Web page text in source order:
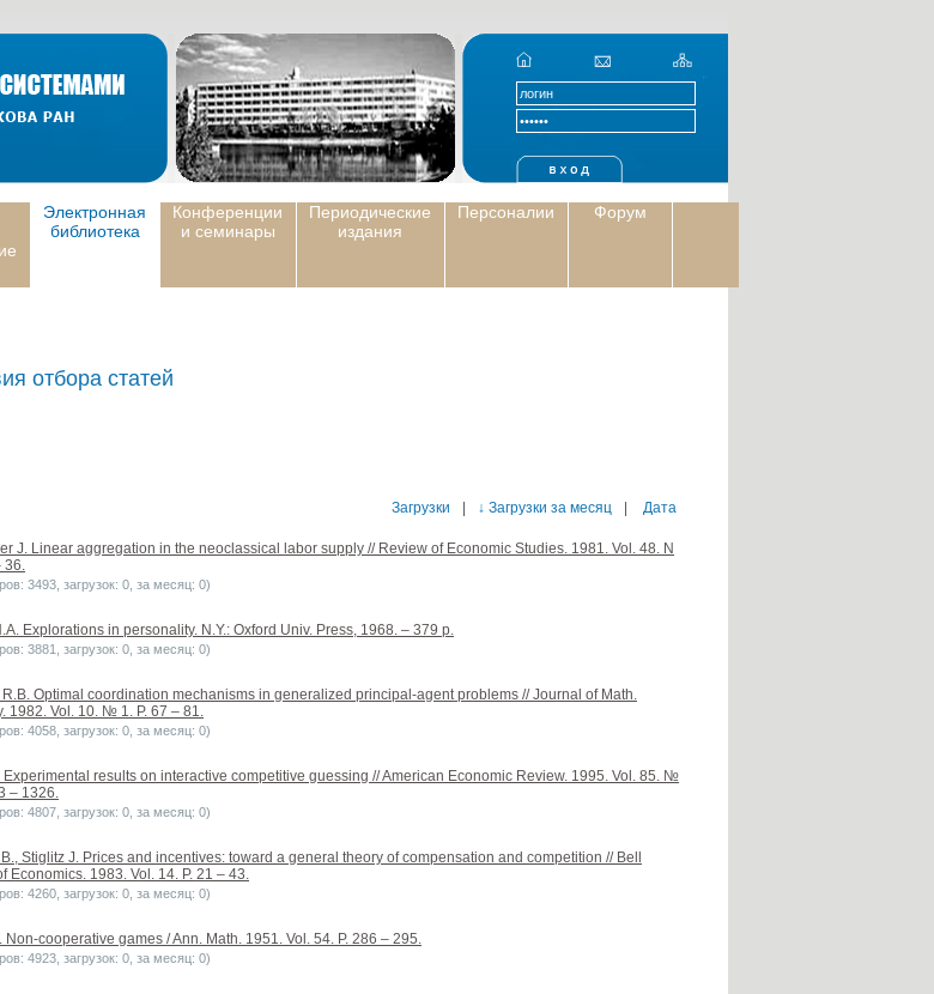
Электронная
библиотека
Конференции
и семинары
Периодические
издания
Персоналии Форум
отбора статей
Загрузки ↓ Загрузки за месяц Дата
J. Linear aggregation in the neoclassical labor supply // Review of Economic Studies. 1981. Vol. 48. N
36.
3493, загрузок: 0, за месяц: 0)
Explorations in personality. N.Y.: Oxford Univ. Press, 1968. – 379 p.
3881, загрузок: 0, за месяц: 0)
R.B. Optimal coordination mechanisms in generalized principal-agent problems // Journal of Math.
1982. Vol. 10. № 1. P. 67 – 81.
4058, загрузок: 0, за месяц: 0)
Experimental results on interactive competitive guessing // American Economic Review. 1995. Vol. 85. №
– 1326.
4807, загрузок: 0, за месяц: 0)
Stiglitz J. Prices and incentives: toward a general theory of compensation and competition // Bell
Economics. 1983. Vol. 14. P. 21 – 43.
4260, загрузок: 0, за месяц: 0)
Non-cooperative games / Ann. Math. 1951. Vol. 54. P. 286 – 295.
4923, загрузок: 0, за месяц: 0)